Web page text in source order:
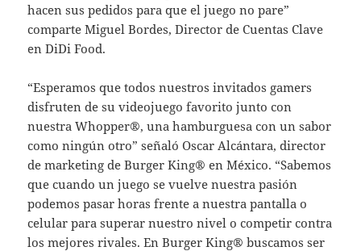
hacen sus pedidos para que el juego no pare”
comparte Miguel Bordes, Director de Cuentas Clave
en DiDi Food.
“Esperamos que todos nuestros invitados gamers
disfruten de su videojuego favorito junto con
nuestra Whopper®, una hamburguesa con un sabor
como ningún otro” señaló Oscar Alcántara, director
de marketing de Burger King® en México. “Sabemos
que cuando un juego se vuelve nuestra pasión
podemos pasar horas frente a nuestra pantalla o
celular para superar nuestro nivel o competir contra
los mejores rivales. En Burger King® buscamos ser